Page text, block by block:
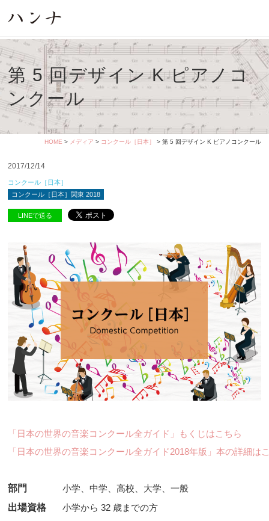
第 5 回デザイン K ピアノコ
ンクール
HOME > メディア > コンクール［日本］ > 第 5 回デザイン K ピアノコンクール
2017/12/14
コンクール［日本］
コンクール［日本］関東 2018
LINEで送る
「日本の世界の音楽コンクール全ガイド」もくじはこちら
「日本の世界の音楽コンクール全ガイド2018年版」本の詳細は
部門
小学、中学、高校、大学、一般
出場資格
小学から 32 歳までの方